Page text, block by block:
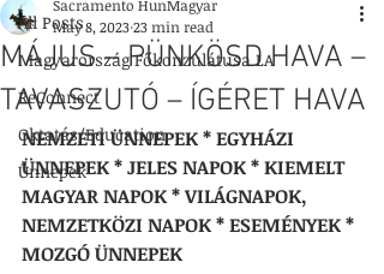
All Posts
Magyarország Főkonzulátusa LA
ReConnect
Oktatás/Education
Ünnepek
MÁJUS – PÜNKÖSD HAVA –
TAVASZUTÓ – ÍGÉRET HAVA
Sacramento HunMagyar
May 8, 202323 min read
NEMZETI ÜNNEPEK * EGYHÁZI
ÜNNEPEK * JELES NAPOK * KIEMELT
MAGYAR NAPOK * VILÁGNAPOK,
NEMZETKÖZI NAPOK * ESEMÉNYEK *
MOZGÓ ÜNNEPEK